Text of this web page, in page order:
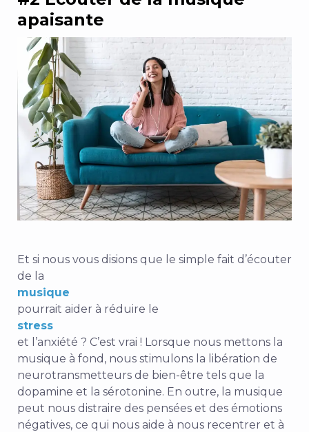
apaisante
Et si nous vous disions que le simple fait d’écouter
de la
musique
pourrait aider à réduire le
stress
et l’anxiété ? C’est vrai ! Lorsque nous mettons la
musique à fond, nous stimulons la libération de
neurotransmetteurs de bien-être tels que la
dopamine et la sérotonine. En outre, la musique
peut nous distraire des pensées et des émotions
négatives, ce qui nous aide à nous recentrer et à